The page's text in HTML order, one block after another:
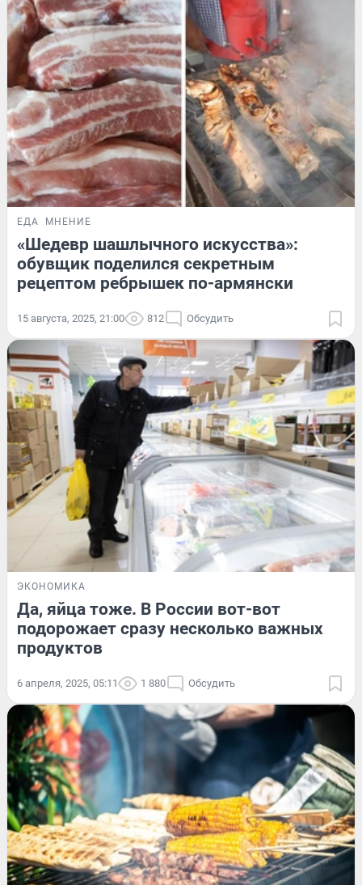
ЕДА МНЕНИЕ
«Шедевр шашлычного искусства»:
обувщик поделился секретным
рецептом ребрышек по-армянски
15 августа, 2025, 21:00 812 Обсудить
ЭКОНОМИКА
Да, яйца тоже. В России вот-вот
подорожает сразу несколько важных
продуктов
6 апреля, 2025, 05:11 1 880 Обсудить